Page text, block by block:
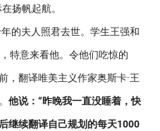
扬帆起航。
夫人照君去世。学生王强和
特意来看他。令他们吃惊的
，翻译唯美主义作家奥斯卡·王
他说：“昨晚我一直没睡着，快
继续翻译自己规划的每天1000